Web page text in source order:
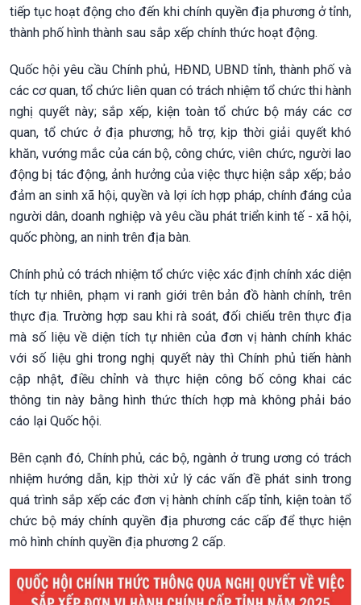
tiếp tục hoạt động cho đến khi chính quyền địa phương ở tỉnh,
thành phố hình thành sau sắp xếp chính thức hoạt động.
Quốc hội yêu cầu Chính phủ, HĐND, UBND tỉnh, thành phố và
các cơ quan, tổ chức liên quan có trách nhiệm tổ chức thi hành
nghị quyết này; sắp xếp, kiện toàn tổ chức bộ máy các cơ
quan, tổ chức ở địa phương; hỗ trợ, kịp thời giải quyết khó
khăn, vướng mắc của cán bộ, công chức, viên chức, người lao
động bị tác động, ảnh hưởng của việc thực hiện sắp xếp; bảo
đảm an sinh xã hội, quyền và lợi ích hợp pháp, chính đáng của
người dân, doanh nghiệp và yêu cầu phát triển kinh tế - xã hội,
quốc phòng, an ninh trên địa bàn.
Chính phủ có trách nhiệm tổ chức việc xác định chính xác diện
tích tự nhiên, phạm vi ranh giới trên bản đồ hành chính, trên
thực địa. Trường hợp sau khi rà soát, đối chiếu trên thực địa
mà số liệu về diện tích tự nhiên của đơn vị hành chính khác
với số liệu ghi trong nghị quyết này thì Chính phủ tiến hành
cập nhật, điều chỉnh và thực hiện công bố công khai các
thông tin này bằng hình thức thích hợp mà không phải báo
cáo lại Quốc hội.
Bên cạnh đó, Chính phủ, các bộ, ngành ở trung ương có trách
nhiệm hướng dẫn, kịp thời xử lý các vấn đề phát sinh trong
quá trình sắp xếp các đơn vị hành chính cấp tỉnh, kiện toàn tổ
chức bộ máy chính quyền địa phương các cấp để thực hiện
mô hình chính quyền địa phương 2 cấp.